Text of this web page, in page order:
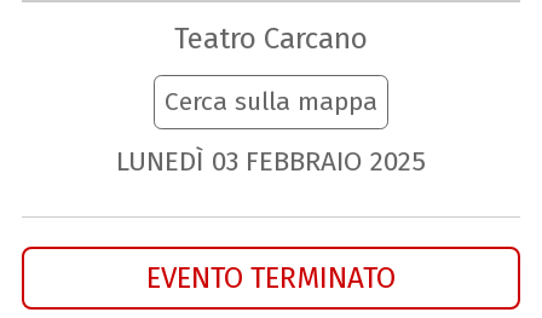
Teatro Carcano
Cerca sulla mappa
LUNEDÌ 03 FEBBRAIO 2025
EVENTO TERMINATO